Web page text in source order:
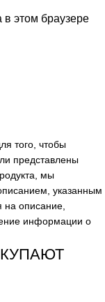
этом браузере
того, чтобы
представлены
мы
указанным
на описание,
информации о